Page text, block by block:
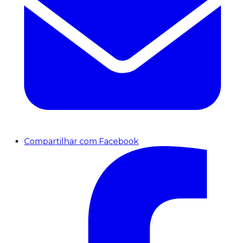
Compartilhar com Facebook